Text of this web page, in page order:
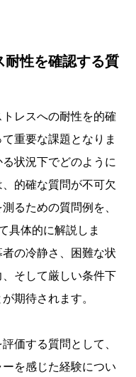
耐性を確認する質
レスへの耐性を的確
重要な課題となりま
状況下でどのように
的確な質問が不可欠
るための質問例を、
具体的に解説しま
の冷静さ、困難な状
そして厳しい条件下
期待されます。
評価する質問として、
ーを感じた経験につい